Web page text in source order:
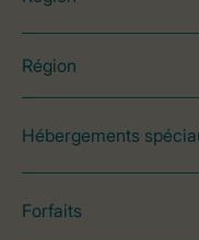
Région
Hébergements
Forfaits